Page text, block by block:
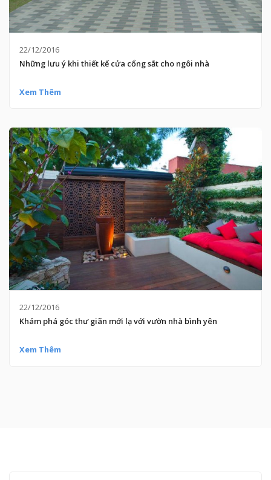
22/12/2016
Những lưu ý khi thiết kế cửa cổng sắt cho ngôi nhà
Xem Thêm
22/12/2016
Khám phá góc thư giãn mới lạ với vườn nhà bình yên
Xem Thêm